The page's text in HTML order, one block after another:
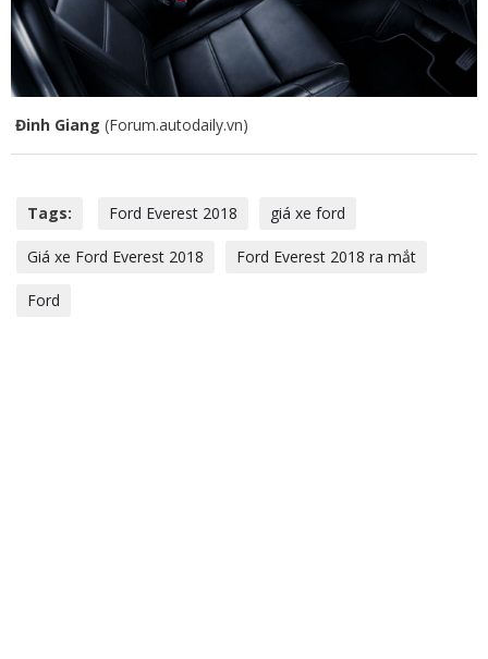
Đinh Giang (Forum.autodaily.vn)
Tags: Ford Everest 2018 giá xe ford
Giá xe Ford Everest 2018 Ford Everest 2018 ra mắt
Ford